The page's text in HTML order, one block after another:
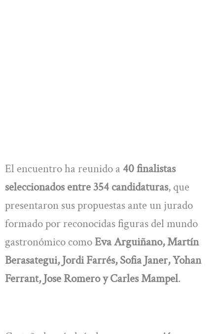
El encuentro ha reunido a 40 finalistas
seleccionados entre 354 candidaturas, que
presentaron sus propuestas ante un jurado
formado por reconocidas figuras del mundo
gastronómico comoEva Arguiñano, Martín
Berasategui, Jordi Farrés, Sofia Janer, Yohan
Ferrant, Jose Romero y Carles Mampel.